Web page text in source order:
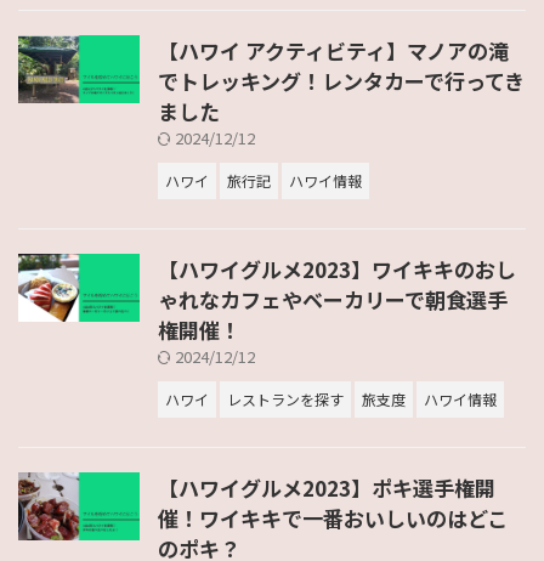
【ハワイ アクティビティ】マノアの滝
でトレッキング！レンタカーで行ってき
ました
2024/12/12
ハワイ 旅行記 ハワイ情報
【ハワイグルメ2023】ワイキキのおし
ゃれなカフェやベーカリーで朝食選手
権開催！
2024/12/12
ハワイ レストランを探す 旅支度 ハワイ情報
【ハワイグルメ2023】ポキ選手権開
催！ワイキキで一番おいしいのはどこ
のポキ？